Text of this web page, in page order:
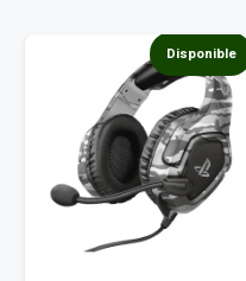
Disponible